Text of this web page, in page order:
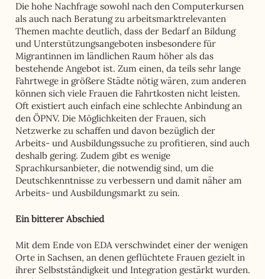
Die hohe Nachfrage sowohl nach den Computerkursen
als auch nach Beratung zu arbeitsmarktrelevanten
Themen machte deutlich, dass der Bedarf an Bildung
und Unterstützungsangeboten insbesondere für
Migrantinnen im ländlichen Raum höher als das
bestehende Angebot ist. Zum einen, da teils sehr lange
Fahrtwege in größere Städte nötig wären, zum anderen
können sich viele Frauen die Fahrtkosten nicht leisten.
Oft existiert auch einfach eine schlechte Anbindung an
den ÖPNV. Die Möglichkeiten der Frauen, sich
Netzwerke zu schaffen und davon bezüglich der
Arbeits- und Ausbildungssuche zu profitieren, sind auch
deshalb gering. Zudem gibt es wenige
Sprachkursanbieter, die notwendig sind, um die
Deutschkenntnisse zu verbessern und damit näher am
Arbeits- und Ausbildungsmarkt zu sein.
Ein bitterer Abschied
Mit dem Ende von EDA verschwindet einer der wenigen
Orte in Sachsen, an denen geflüchtete Frauen gezielt in
ihrer Selbstständigkeit und Integration gestärkt wurden.